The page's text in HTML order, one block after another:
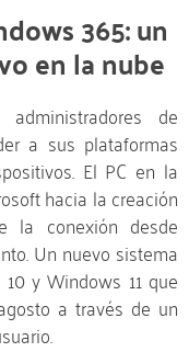
365: un
en la nube
de
a sus plataformas
El PC en la
hacia la creación
la conexión desde
Un nuevo sistema
y Windows 11 que
a través de un